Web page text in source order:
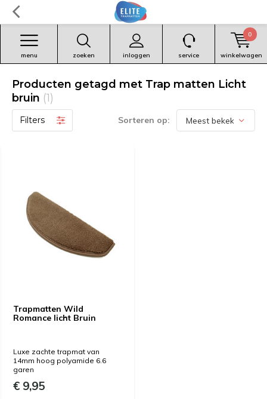
zoeken inloggen
menu service winkelwagen
0
Producten getagd met Trap matten Licht
bruin (1)
Filters Sorteren op:
Trapmatten Wild
Romance licht Bruin
Luxe zachte trapmat van
14mm hoog polyamide 6.6
garen
€ 9,95